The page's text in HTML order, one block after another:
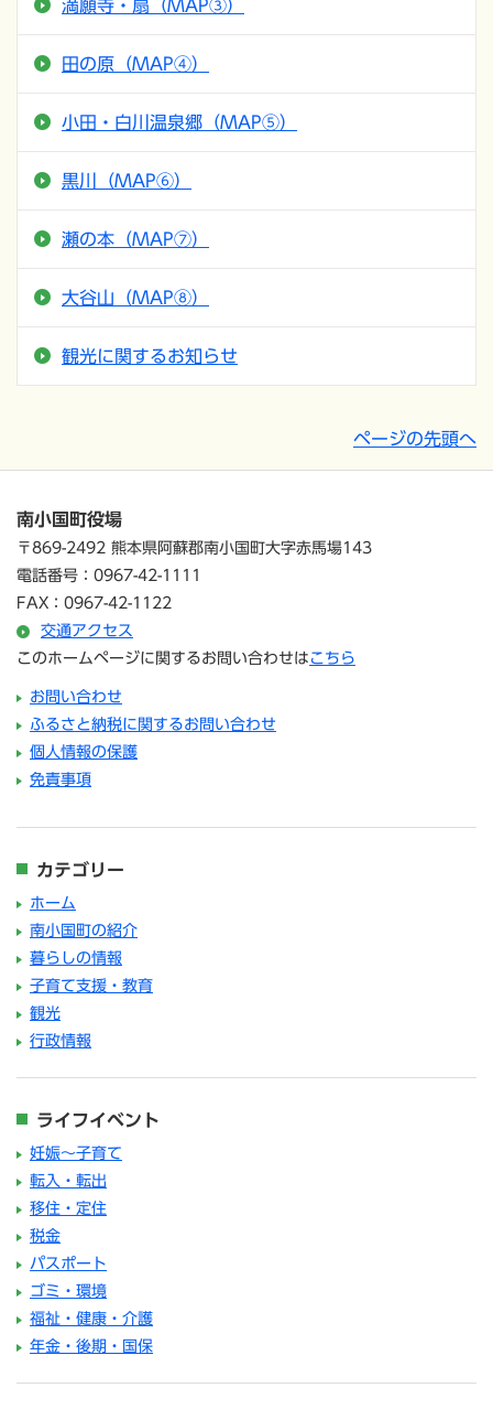
満願寺・扇（MAP③）
田の原（MAP④）
小田・白川温泉郷（MAP⑤）
黒川（MAP⑥）
瀬の本（MAP⑦）
大谷山（MAP⑧）
観光に関するお知らせ
ページの先頭へ
南小国町役場
〒869-2492 熊本県阿蘇郡南小国町大字赤馬場143
電話番号：0967-42-1111
FAX：0967-42-1122
交通アクセス
このホームページに関するお問い合わせは こちら
お問い合わせ
ふるさと納税に関するお問い合わせ
個人情報の保護
免責事項
カテゴリー
ホーム
南小国町の紹介
暮らしの情報
子育て支援・教育
観光
行政情報
ライフイベント
妊娠～子育て
転入・転出
移住・定住
税金
パスポート
ゴミ・環境
福祉・健康・介護
年金・後期・国保